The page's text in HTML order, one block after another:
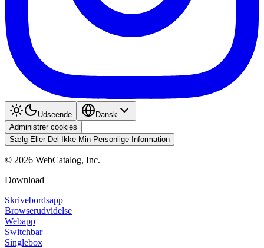
Udseende
Dansk
Administrer cookies
Sælg Eller Del Ikke Min Personlige Information
© 2026 WebCatalog, Inc.
Download
Skrivebordsapp
Browserudvidelse
Webapp
Switchbar
Singlebox